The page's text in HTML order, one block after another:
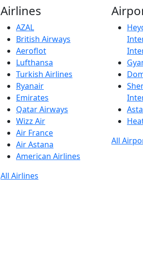
Airlines
AZAL
British Airways
Aeroflot
Lufthansa
Turkish Airlines
Ryanair
Emirates
Qatar Airways
Wizz Air
Air France
Air Astana
American Airlines
All Airlines
All